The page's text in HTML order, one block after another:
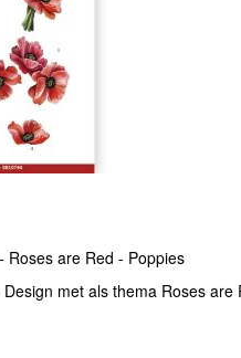
Roses are Red - Poppies
met als thema Roses